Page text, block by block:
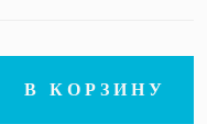
В КОРЗИНУ